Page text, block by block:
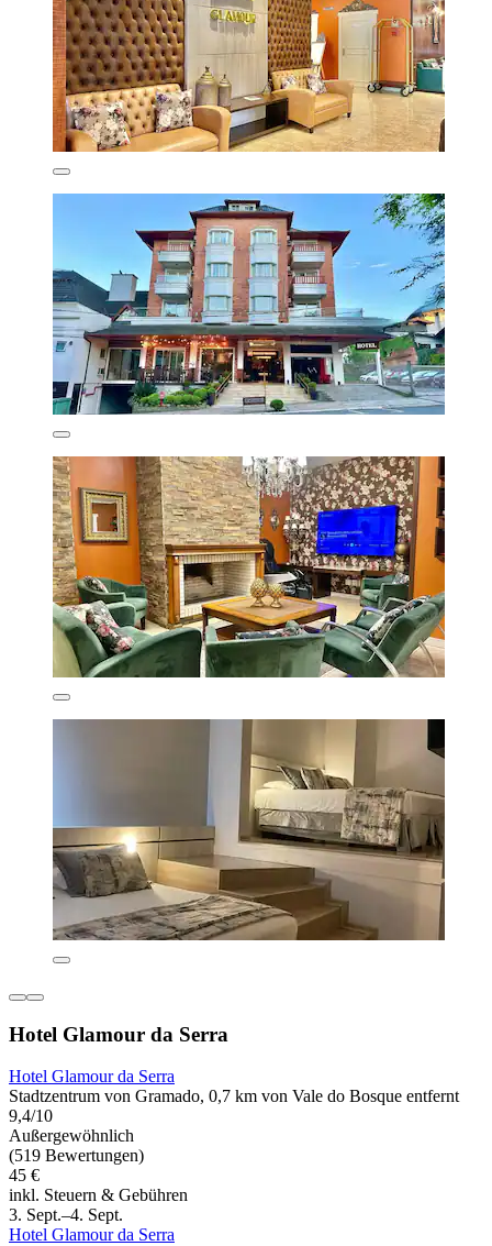
Hotel Glamour da Serra
Hotel Glamour da Serra
Stadtzentrum von Gramado, 0,7 km von Vale do Bosque entfernt
9,4/10
Außergewöhnlich
(519 Bewertungen)
45 €
inkl. Steuern & Gebühren
3. Sept.–4. Sept.
Hotel Glamour da Serra